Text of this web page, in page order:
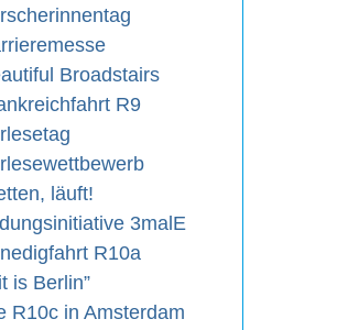
Broadstairs
R9
läuft!
3malE
R10a
is Berlin”
R10c in Amsterdam